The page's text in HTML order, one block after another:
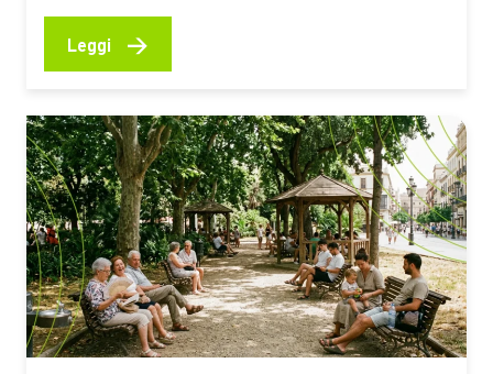
CO2, attenuare gli effetti degli eventi estremi e
sostenere la vita e le economie di milioni di persone
Le mangrovie occupano una sottile fascia lungo le
territori…
Leggi →